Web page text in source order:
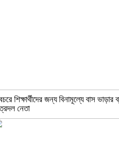
শিক্ষার্থীদের জন্য বিনামূল্যে বাস
নেতা